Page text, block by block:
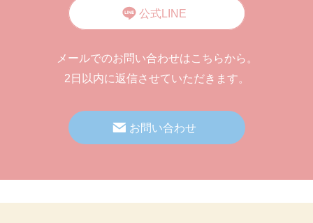
公式LINE
メールでのお問い合わせはこちらから。
2日以内に返信させていただきます。
お問い合わせ